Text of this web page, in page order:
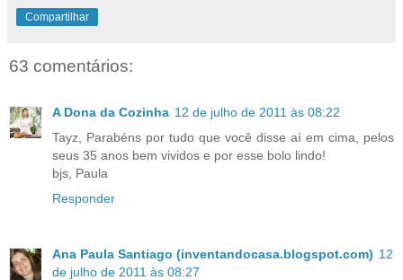
Compartilhar
63 comentários:
A Dona da Cozinha 12 de julho de 2011 às 08:22
Tayz, Parabéns por tudo que você disse aí em cima, pelos
seus 35 anos bem vividos e por esse bolo lindo!
bjs, Paula
Responder
Ana Paula Santiago (inventandocasa.blogspot.com) 12
de julho de 2011 às 08:27